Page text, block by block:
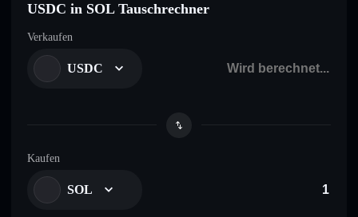
USDC in SOL Tauschrechner
Verkaufen
USDC
Kaufen
SOL